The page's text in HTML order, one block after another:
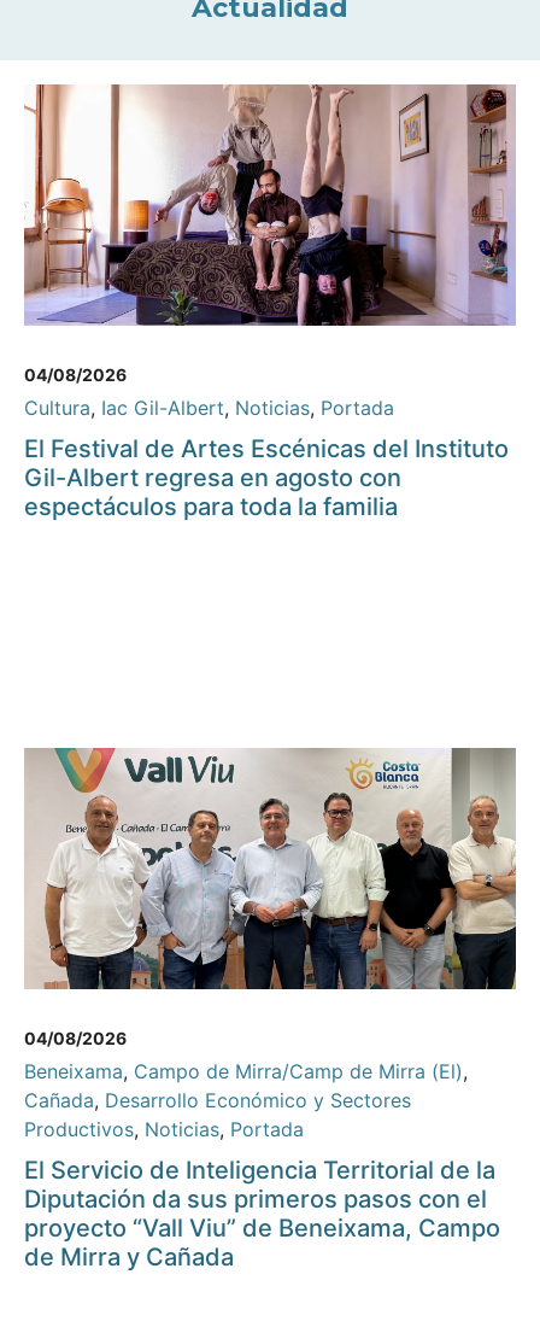
Actualidad
04/08/2026
Cultura, Iac Gil-Albert, Noticias, Portada
El Festival de Artes Escénicas del Instituto
Gil-Albert regresa en agosto con
espectáculos para toda la familia
04/08/2026
Beneixama, Campo de Mirra/Camp de Mirra (El),
Cañada, Desarrollo Económico y Sectores
Productivos, Noticias, Portada
El Servicio de Inteligencia Territorial de la
Diputación da sus primeros pasos con el
proyecto “Vall Viu” de Beneixama, Campo
de Mirra y Cañada